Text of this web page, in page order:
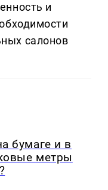
и
салонов
бумаге и в
метры